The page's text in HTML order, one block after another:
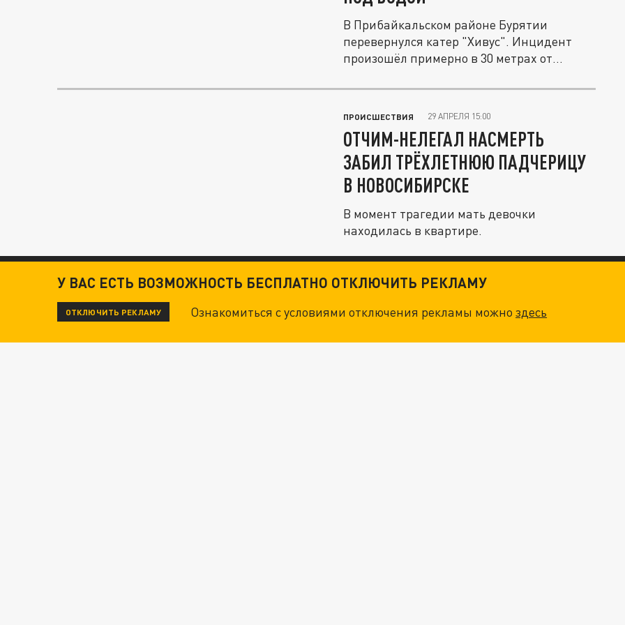
В Прибайкальском районе Бурятии
перевернулся катер "Хивус". Инцидент
произошёл примерно в 30 метрах от
ПРОИСШЕСТВИЯ 29 АПРЕЛЯ 15:00
ОТЧИМ-НЕЛЕГАЛ НАСМЕРТЬ
ЗАБИЛ ТРЁХЛЕТНЮЮ ПАДЧЕРИЦУ
В НОВОСИБИРСКЕ
В момент трагедии мать девочки
находилась в квартире.
У ВАС ЕСТЬ ВОЗМОЖНОСТЬ БЕСПЛАТНО ОТКЛЮЧИТЬ РЕКЛАМУ
ОТКЛЮЧИТЬ РЕКЛАМУ Ознакомиться с условиями отключения рекламы можноздесь